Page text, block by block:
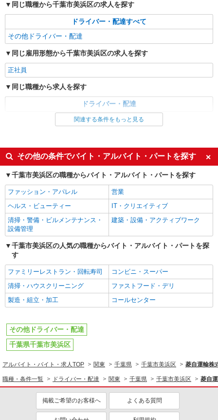
同じ職種から千葉市美浜区の求人を探す
ドライバー・配達すべて
その他ドライバー・配達
同じ雇用形態から千葉市美浜区の求人を探す
正社員
同じ職種から求人を探す
ドライバー・配達
関連する条件をもっと見る
その他の条件でバイト・アルバイト・パートを探す
千葉市美浜区の職種からバイト・アルバイト・パートを探す
ファッション・アパレル
営業
ヘルス・ビューティー
IT・クリエイティブ
清掃・警備・ビルメンテナンス・
設備管理
建築・設備・アクティブワーク
千葉市美浜区の人気の職種からバイト・アルバイト・パートを探
す
ファミリーレストラン・回転寿司
コンビニ・スーパー
清掃・ハウスクリーニング
ファストフード・デリ
製造・組立・加工
コールセンター
その他ドライバー・配達
千葉県千葉市美浜区
アルバイト・バイト・求人TOP 関東 千葉県 千葉市美浜区 菱自運輸株
職種・条件一覧 ドライバー・配達 関東 千葉県 千葉市美浜区 菱自
掲載ご希望のお客様へ よくある質問